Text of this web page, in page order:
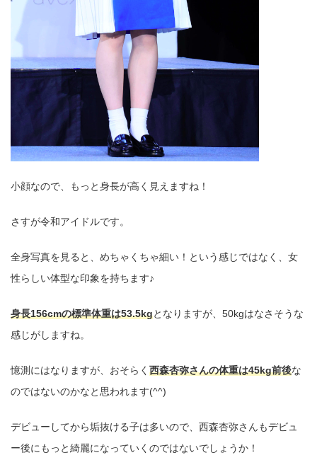
小顔なので、もっと身長が高く見えますね！
さすが令和アイドルです。
全身写真を見ると、めちゃくちゃ細い！という感じではなく、女
性らしい体型な印象を持ちます♪
身長156cmの標準体重は53.5kgとなりますが、50kgはなさそうな
感じがしますね。
憶測にはなりますが、おそらく 西森杏弥さんの体重は45kg前後な
のではないのかなと思われます(^^)
デビューしてから垢抜ける子は多いので、西森杏弥さんもデビュ
ー後にもっと綺麗になっていくのではないでしょうか！